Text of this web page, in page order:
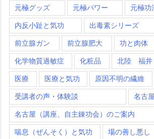
元極グッズ 元極パワー 元極功
内反小趾と気功 出毒素シリーズ
前立腺ガン 前立腺肥大 功と肉体
化学物質過敏症 化粧品 北陸 福井
医療 医療と気功 原因不明の繊維
受講者の声・体験談 名古
名古屋（講座、自主錬功会）のご案内
喘息（ぜんそく）と気功 場の善し悪し